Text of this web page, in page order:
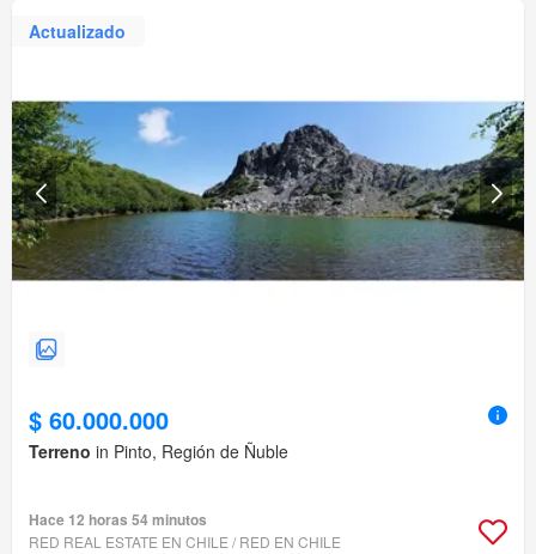
Actualizado
$ 60.000.000
Terreno in Pinto, Región de Ñuble
Hace 12 horas 54 minutos
RED REAL ESTATE EN CHILE / RED EN CHILE